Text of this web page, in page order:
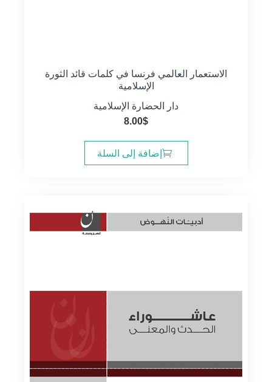
الاستعمار العالمي فرنسا في كلمات قائد الثورة
الإسلامية
دار الحضارة الإسلامية
8.00$
إضافة إلى السلة